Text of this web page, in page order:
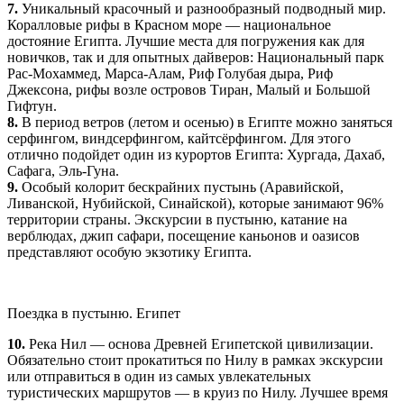
7. Уникальный красочный и разнообразный подводный мир.
Коралловые рифы в Красном море — национальное
достояние Египта. Лучшие места для погружения как для
новичков, так и для опытных дайверов: Национальный парк
Рас-Мохаммед, Марса-Алам, Риф Голубая дыра, Риф
Джексона, рифы возле островов Тиран, Малый и Большой
Гифтун.
8. В период ветров (летом и осенью) в Египте можно заняться
серфингом, виндсерфингом, кайтсёрфингом. Для этого
отлично подойдет один из курортов Египта: Хургада, Дахаб,
Сафага, Эль-Гуна.
9. Особый колорит бескрайних пустынь (Аравийской,
Ливанской, Нубийской, Синайской), которые занимают 96%
территории страны. Экскурсии в пустыню, катание на
верблюдах, джип сафари, посещение каньонов и оазисов
представляют особую экзотику Египта.
Поездка в пустыню. Египет
10. Река Нил — основа Древней Египетской цивилизации.
Обязательно стоит прокатиться по Нилу в рамках экскурсии
или отправиться в один из самых увлекательных
туристических маршрутов — в круиз по Нилу. Лучшее время